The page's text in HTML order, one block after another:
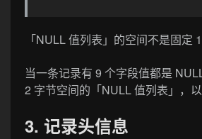
「NULL 值列表」的空间不是固定 1
当一条记录有 9 个字段值都是
2 字节空间的「NULL 值列表」，以
3. 记录头信息